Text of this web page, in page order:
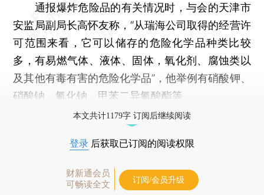
通报爆炸危险品的有关情况时，与会的天津市
安监局副局长高怀友称，“从瑞海公司取得的经营许
可范围来看，它可以储存的危险化学品种类比较
多，有易燃气体、液体、固体，氧化剂、腐蚀类以
及其他有毒有害的危险化学品”，他举例有硝酸钾、
硝酸钠、氰化钠、甲苯二异氰酸酯等。
本文共计1179字 订阅后继续阅读
登录 后获取已订阅的阅读权限
财新通会员
可畅读全文
订阅/会员升级